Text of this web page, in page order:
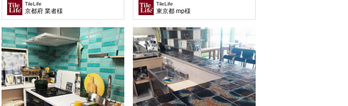
TileLife
京都府 業者様
TileLife
東京都 mp様